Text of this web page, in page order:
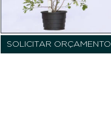
SOLICITAR ORÇAMENTO